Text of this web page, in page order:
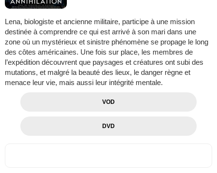
Lena, biologiste et ancienne militaire, participe à une mission
destinée à comprendre ce qui est arrivé à son mari dans une
zone où un mystérieux et sinistre phénomène se propage le long
des côtes américaines. Une fois sur place, les membres de
l’expédition découvrent que paysages et créatures ont subi des
mutations, et malgré la beauté des lieux, le danger règne et
menace leur vie, mais aussi leur intégrité mentale.
VOD
DVD